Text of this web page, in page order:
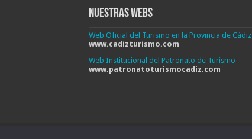
Nuestras Webs
Web Oficial del Turismo en la Provincia de Cádiz
www.cadizturismo.com
Web Institucional del Patronato de Turismo
www.patronatoturismocadiz.com